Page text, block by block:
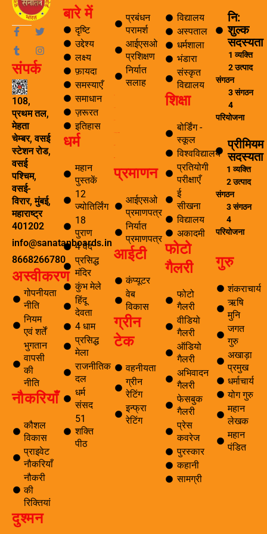
F
a
c
e
b
o
o
k
-
f
T
i
t
T
u
m
b
l
r
I
s
a
m
संपर्क
108,
प्रथम तल,
मेहता
चेम्बर, वसई
स्टेशन रोड,
वसई
पश्चिम,
वसई-
विरार, मुंबई,
महाराष्ट्र
401202
info@sanatanboards.in
8668266780
अस्वीकरण
गोपनीयता
नीति
नियम
एवं शर्तें
भुगतान
वापसी
की
नीति
नौकरियाँ
कौशल
विकास
प्राइवेट
नौकरियाँ
नौकरी
की
रिक्तियां
दुश्मन
बारे में
दृष्टि
उद्देश्य
लक्ष्य
फ़ायदा
समस्याएँ
समाधान
ज़रूरत
इतिहास
धर्म
महान
पुस्तकें
12
ज्योतिर्लिंग
18
पुराण
4 वेद
प्रसिद्ध
मंदिर
कुंभ मेले
हिंदू
देवता
4 धाम
प्रसिद्ध
मेला
राजनीतिक
दल
धर्म
संसद
51
शक्ति
पीठ
प्रबंधन
परामर्श
आईएसओ
प्रशिक्षण
निर्यात
सलाह
प्रमाणन
आईएसओ
प्रमाणपत्र
निर्यात
प्रमाणपत्र
आईटी
कंप्यूटर
वेब
विकास
ग्रीन
टेक
वहनीयता
ग्रीन
रेटिंग
इन्फ्रा
रेटिंग
विद्यालय
अस्पताल
धर्मशाला
भंडारा
संस्कृत
विद्यालय
शिक्षा
बोर्डिंग -
स्कूल
विश्वविद्यालय
प्रतियोगी
परीक्षाएँ
ई
सीखना
विद्यालय
अकादमी
फोटो
गैलरी
फोटो
गैलरी
वीडियो
गैलरी
ऑडियो
गैलरी
अभिवादन
गैलरी
फेसबुक
गैलरी
प्रेस
कवरेज
पुरस्कार
कहानी
सामग्री
नि:
शुल्क
सदस्यता
1 व्यक्ति
2 उत्पाद
संगठन
3 संगठन
4
परियोजना
प्रीमियम
सदस्यता
1 व्यक्ति
2 उत्पाद
संगठन
3 संगठन
4
परियोजना
गुरु
शंकराचार्य
ऋषि
मुनि
जगत
गुरु
अखाड़ा
प्रमुख
धर्माचार्य
योग गुरु
महान
लेखक
महान
पंडित